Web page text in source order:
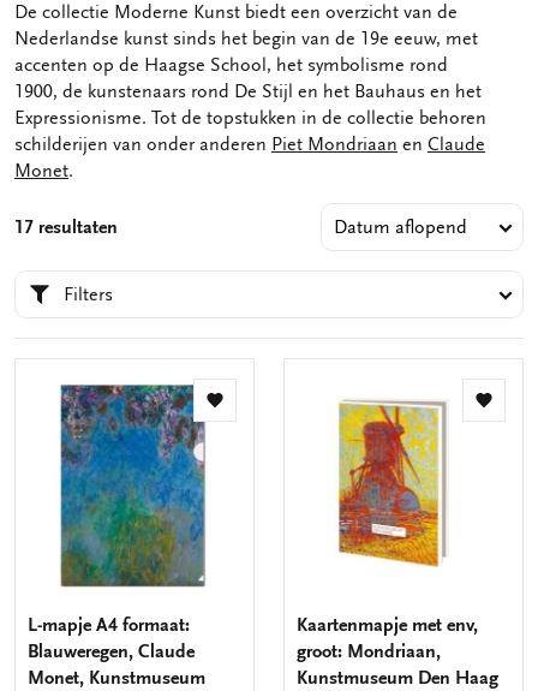
De collectie Moderne Kunst biedt een overzicht van de
Nederlandse kunst sinds het begin van de 19e eeuw, met
accenten op de Haagse School, het symbolisme rond
1900, de kunstenaars rond De Stijl en het Bauhaus en het
Expressionisme. Tot de topstukken in de collectie behoren
schilderijen van onder anderen Piet Mondriaan en Claude
Monet.
17 resultaten
Filters
Toevoegen
L-mapje A4 formaat:
Blauweregen, Claude
Monet, Kunstmuseum
Kaartenmapje met env,
groot: Mondriaan,
Kunstmuseum Den Haag